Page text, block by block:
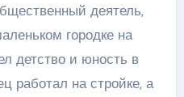
деятель,
городке на
детство и юность в
работал на стройке, а